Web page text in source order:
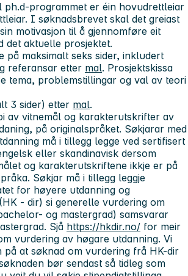
ph.d-programmet er éin hovudrettleiar
I søknadsbrevet skal det greiast
motivasjon til å gjennomføre eit
det aktuelle prosjektet.
på maksimalt seks sider, inkludert
referansar etter mal. Prosjektskissa
tema, problemstillingar og val av teori
3 sider) etter mal.
av vitnemål og karakterutskrifter av
på originalspråket. Søkjarar med
må i tillegg legge ved sertifisert
eller skandinavisk dersom
og karakterutskriftene ikkje er på
Søkjar må i tillegg leggje
for høyere utdanning og
- dir) si generelle vurdering om
og mastergrad) samsvarar
Sjå https://hkdir.no/ for meir
vurdering av høgare utdanning. Vi
på at søknad om vurdering frå HK-dir
bør sendast så tidleg som